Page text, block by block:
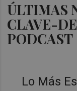
ÚLTIMAS
CLAVE-
PODCAST
Lo Más